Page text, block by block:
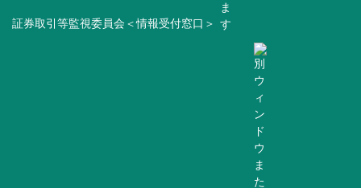
証券取引等監視委員会＜情報受付窓口＞